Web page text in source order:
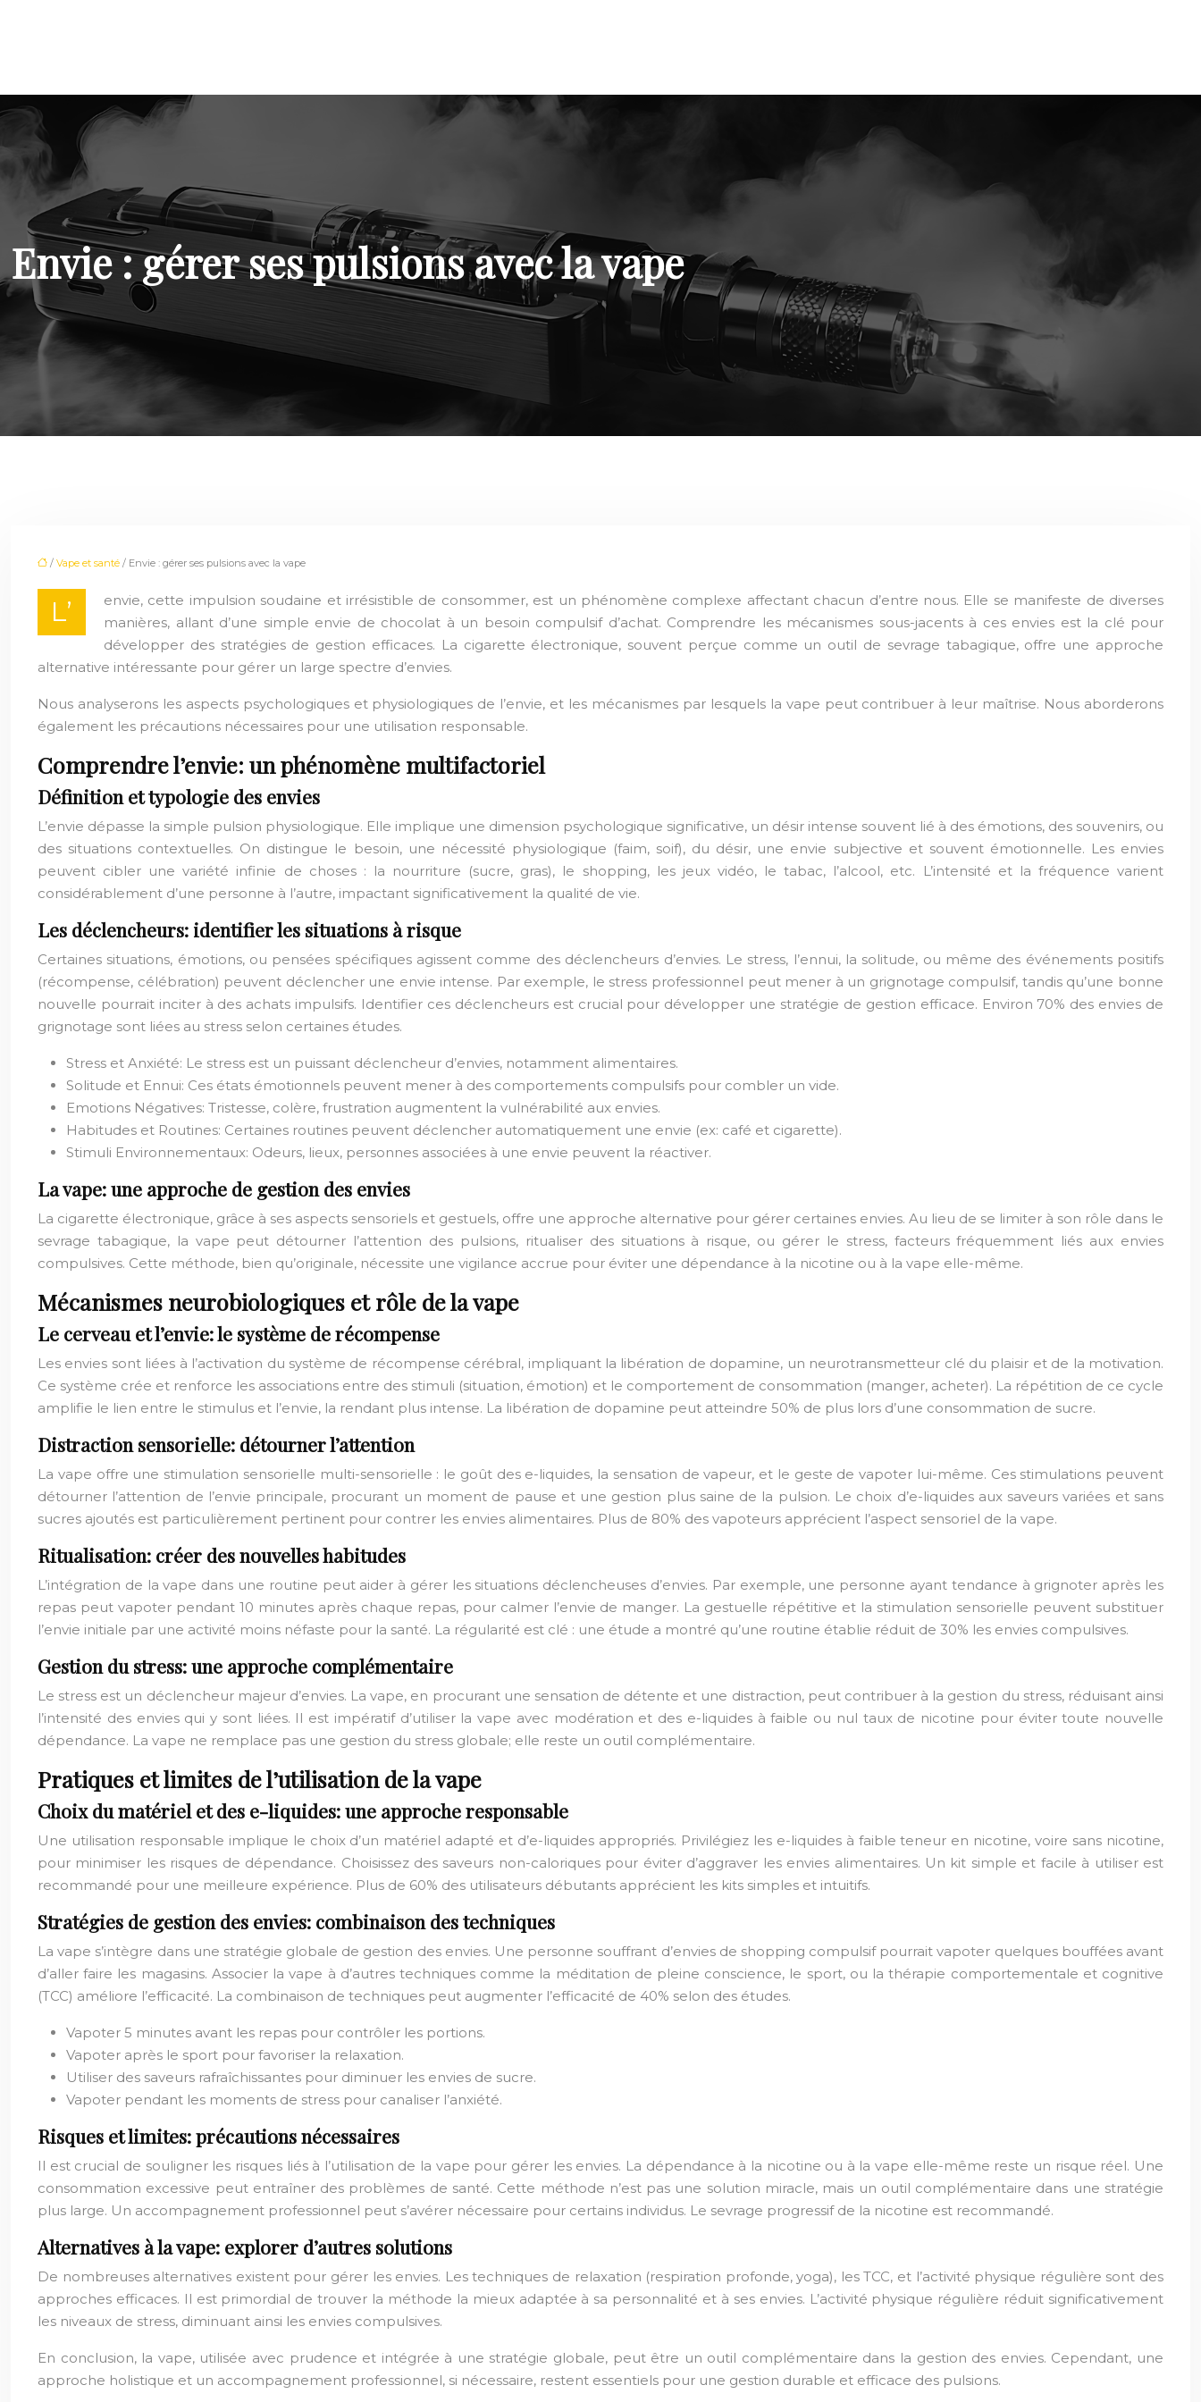
Envie : gérer ses pulsions avec la vape
/ Vape et santé / Envie : gérer ses pulsions avec la vape
L’
envie, cette impulsion soudaine et irrésistible de consommer, est un phénomène complexe affectant chacun d’entre nous. Elle se manifeste de diverses
manières, allant d’une simple envie de chocolat à un besoin compulsif d’achat. Comprendre les mécanismes sous-jacents à ces envies est la clé pour
développer des stratégies de gestion efficaces. La cigarette électronique, souvent perçue comme un outil de sevrage tabagique, offre une approche
alternative intéressante pour gérer un large spectre d’envies.
Nous analyserons les aspects psychologiques et physiologiques de l’envie, et les mécanismes par lesquels la vape peut contribuer à leur maîtrise. Nous aborderons
également les précautions nécessaires pour une utilisation responsable.
Comprendre l’envie: un phénomène multifactoriel
Définition et typologie des envies
L’envie dépasse la simple pulsion physiologique. Elle implique une dimension psychologique significative, un désir intense souvent lié à des émotions, des souvenirs, ou
des situations contextuelles. On distingue le besoin, une nécessité physiologique (faim, soif), du désir, une envie subjective et souvent émotionnelle. Les envies
peuvent cibler une variété infinie de choses : la nourriture (sucre, gras), le shopping, les jeux vidéo, le tabac, l’alcool, etc. L’intensité et la fréquence varient
considérablement d’une personne à l’autre, impactant significativement la qualité de vie.
Les déclencheurs: identifier les situations à risque
Certaines situations, émotions, ou pensées spécifiques agissent comme des déclencheurs d’envies. Le stress, l’ennui, la solitude, ou même des événements positifs
(récompense, célébration) peuvent déclencher une envie intense. Par exemple, le stress professionnel peut mener à un grignotage compulsif, tandis qu’une bonne
nouvelle pourrait inciter à des achats impulsifs. Identifier ces déclencheurs est crucial pour développer une stratégie de gestion efficace. Environ 70% des envies de
grignotage sont liées au stress selon certaines études.
Stress et Anxiété: Le stress est un puissant déclencheur d’envies, notamment alimentaires.
Solitude et Ennui: Ces états émotionnels peuvent mener à des comportements compulsifs pour combler un vide.
Emotions Négatives: Tristesse, colère, frustration augmentent la vulnérabilité aux envies.
Habitudes et Routines: Certaines routines peuvent déclencher automatiquement une envie (ex: café et cigarette).
Stimuli Environnementaux: Odeurs, lieux, personnes associées à une envie peuvent la réactiver.
La vape: une approche de gestion des envies
La cigarette électronique, grâce à ses aspects sensoriels et gestuels, offre une approche alternative pour gérer certaines envies. Au lieu de se limiter à son rôle dans le
sevrage tabagique, la vape peut détourner l’attention des pulsions, ritualiser des situations à risque, ou gérer le stress, facteurs fréquemment liés aux envies
compulsives. Cette méthode, bien qu’originale, nécessite une vigilance accrue pour éviter une dépendance à la nicotine ou à la vape elle-même.
Mécanismes neurobiologiques et rôle de la vape
Le cerveau et l’envie: le système de récompense
Les envies sont liées à l’activation du système de récompense cérébral, impliquant la libération de dopamine, un neurotransmetteur clé du plaisir et de la motivation.
Ce système crée et renforce les associations entre des stimuli (situation, émotion) et le comportement de consommation (manger, acheter). La répétition de ce cycle
amplifie le lien entre le stimulus et l’envie, la rendant plus intense. La libération de dopamine peut atteindre 50% de plus lors d’une consommation de sucre.
Distraction sensorielle: détourner l’attention
La vape offre une stimulation sensorielle multi-sensorielle : le goût des e-liquides, la sensation de vapeur, et le geste de vapoter lui-même. Ces stimulations peuvent
détourner l’attention de l’envie principale, procurant un moment de pause et une gestion plus saine de la pulsion. Le choix d’e-liquides aux saveurs variées et sans
sucres ajoutés est particulièrement pertinent pour contrer les envies alimentaires. Plus de 80% des vapoteurs apprécient l’aspect sensoriel de la vape.
Ritualisation: créer des nouvelles habitudes
L’intégration de la vape dans une routine peut aider à gérer les situations déclencheuses d’envies. Par exemple, une personne ayant tendance à grignoter après les
repas peut vapoter pendant 10 minutes après chaque repas, pour calmer l’envie de manger. La gestuelle répétitive et la stimulation sensorielle peuvent substituer
l’envie initiale par une activité moins néfaste pour la santé. La régularité est clé : une étude a montré qu’une routine établie réduit de 30% les envies compulsives.
Gestion du stress: une approche complémentaire
Le stress est un déclencheur majeur d’envies. La vape, en procurant une sensation de détente et une distraction, peut contribuer à la gestion du stress, réduisant ainsi
l’intensité des envies qui y sont liées. Il est impératif d’utiliser la vape avec modération et des e-liquides à faible ou nul taux de nicotine pour éviter toute nouvelle
dépendance. La vape ne remplace pas une gestion du stress globale; elle reste un outil complémentaire.
Pratiques et limites de l’utilisation de la vape
Choix du matériel et des e-liquides: une approche responsable
Une utilisation responsable implique le choix d’un matériel adapté et d’e-liquides appropriés. Privilégiez les e-liquides à faible teneur en nicotine, voire sans nicotine,
pour minimiser les risques de dépendance. Choisissez des saveurs non-caloriques pour éviter d’aggraver les envies alimentaires. Un kit simple et facile à utiliser est
recommandé pour une meilleure expérience. Plus de 60% des utilisateurs débutants apprécient les kits simples et intuitifs.
Stratégies de gestion des envies: combinaison des techniques
La vape s’intègre dans une stratégie globale de gestion des envies. Une personne souffrant d’envies de shopping compulsif pourrait vapoter quelques bouffées avant
d’aller faire les magasins. Associer la vape à d’autres techniques comme la méditation de pleine conscience, le sport, ou la thérapie comportementale et cognitive
(TCC) améliore l’efficacité. La combinaison de techniques peut augmenter l’efficacité de 40% selon des études.
Vapoter 5 minutes avant les repas pour contrôler les portions.
Vapoter après le sport pour favoriser la relaxation.
Utiliser des saveurs rafraîchissantes pour diminuer les envies de sucre.
Vapoter pendant les moments de stress pour canaliser l’anxiété.
Risques et limites: précautions nécessaires
Il est crucial de souligner les risques liés à l’utilisation de la vape pour gérer les envies. La dépendance à la nicotine ou à la vape elle-même reste un risque réel. Une
consommation excessive peut entraîner des problèmes de santé. Cette méthode n’est pas une solution miracle, mais un outil complémentaire dans une stratégie
plus large. Un accompagnement professionnel peut s’avérer nécessaire pour certains individus. Le sevrage progressif de la nicotine est recommandé.
Alternatives à la vape: explorer d’autres solutions
De nombreuses alternatives existent pour gérer les envies. Les techniques de relaxation (respiration profonde, yoga), les TCC, et l’activité physique régulière sont des
approches efficaces. Il est primordial de trouver la méthode la mieux adaptée à sa personnalité et à ses envies. L’activité physique régulière réduit significativement
les niveaux de stress, diminuant ainsi les envies compulsives.
En conclusion, la vape, utilisée avec prudence et intégrée à une stratégie globale, peut être un outil complémentaire dans la gestion des envies. Cependant, une
approche holistique et un accompagnement professionnel, si nécessaire, restent essentiels pour une gestion durable et efficace des pulsions.